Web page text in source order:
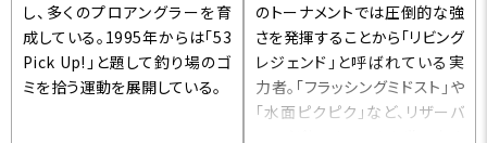
し、多くのプロアングラーを育
成している。1995年からは「53
Pick Up!」と題して釣り場のゴ
ミを拾う運動を展開している。
のトーナメントでは圧倒的な強
さを発揮することから「リビング
レジェンド」と呼ばれている実
力者。「フラッシングミドスト」や
「水面ピクピク」など、リザーバ